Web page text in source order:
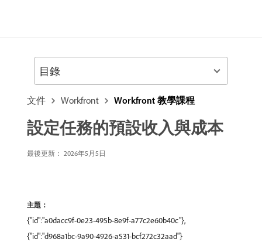
文件 Workfront Workfront 教學課程
設定任務的預設收入與成本
最後更新： 2026年5月5日
主題：
{"id":"a0dacc9f-0e23-495b-8e9f-a77c2e60b40c"},
{"id":"d968a1bc-9a90-4926-a531-bcf272c32aad"}
目錄